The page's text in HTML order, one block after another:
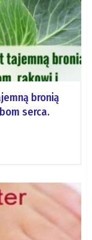
bronią
serca.